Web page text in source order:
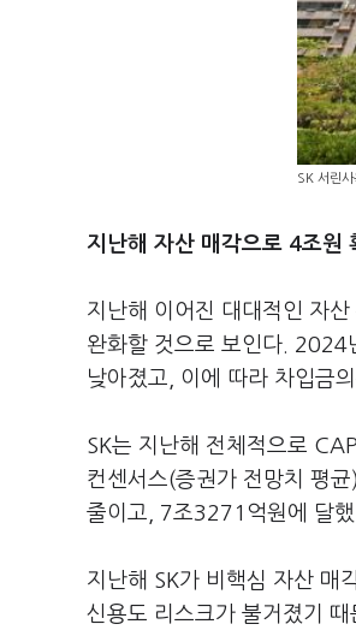
SK 서린
지난해 자산 매각으로 4조원
지난해 이어진 대대적인 자
완화할 것으로 보인다. 2024
낮아졌고, 이에 따라 차입금
SK는 지난해 전체적으로
컨센서스(증권가 전망치 평
줄이고, 7조3271억원에 달
지난해 SK가 비핵심 자산 매
신용도 리스크가 불거졌기